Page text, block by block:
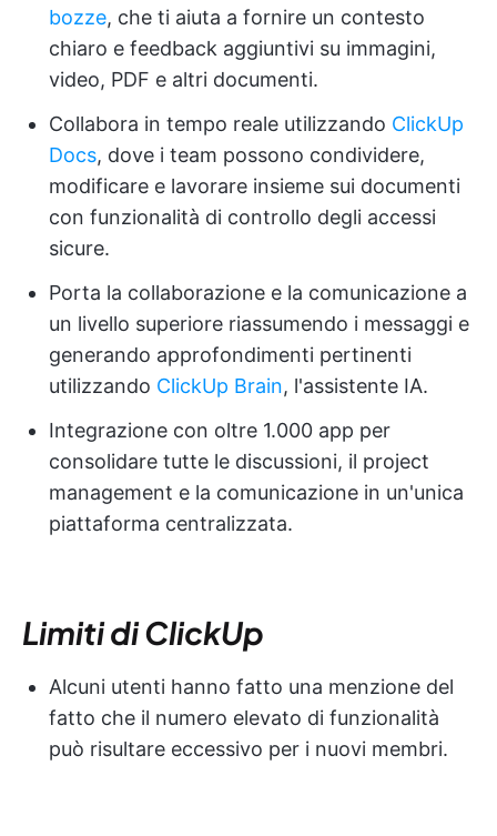
bozze, che ti aiuta a fornire un contesto
chiaro e feedback aggiuntivi su immagini,
video, PDF e altri documenti.
Collabora in tempo reale utilizzando ClickUp
Docs, dove i team possono condividere,
modificare e lavorare insieme sui documenti
con funzionalità di controllo degli accessi
sicure.
Porta la collaborazione e la comunicazione a
un livello superiore riassumendo i messaggi e
generando approfondimenti pertinenti
utilizzando ClickUp Brain, l'assistente IA.
Integrazione con oltre 1.000 app per
consolidare tutte le discussioni, il project
management e la comunicazione in un'unica
piattaforma centralizzata.
Limiti di ClickUp
Alcuni utenti hanno fatto una menzione del
fatto che il numero elevato di funzionalità
può risultare eccessivo per i nuovi membri.